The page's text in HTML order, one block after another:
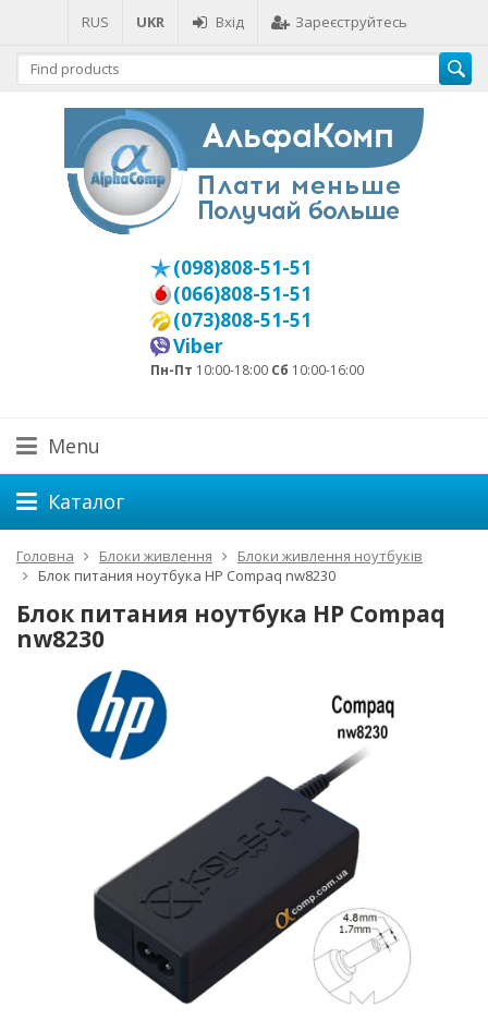
RUS UKR Вхід Зареєструйтесь
(098)808-51-51
(066)808-51-51
(073)808-51-51
Viber
Пн-Пт 10:00-18:00 Сб 10:00-16:00
Menu
Каталог
Головна Блоки живлення
Блоки живлення ноутбуків
Блок питания ноутбука HP Compaq nw8230
Блок питания ноутбука HP Compaq
nw8230